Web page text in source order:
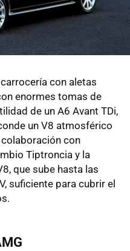
con aletas
enormes tomas de
de un A6 Avant TDi,
un V8 atmosférico
con
Tiptroncia y la
que sube hasta las
suficiente para cubrir el